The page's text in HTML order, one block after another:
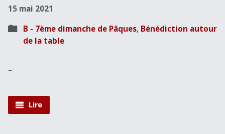
15 mai 2021
B - 7ème dimanche de Pâques, Bénédiction autour
de la table
–
Lire